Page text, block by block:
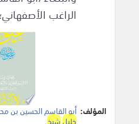
الراغب
المؤلف: أبو القاسم الحسين بن
خليلشيخ.